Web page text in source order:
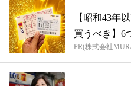
【昭和43年
買うべき】6
方...
PR(株式会社